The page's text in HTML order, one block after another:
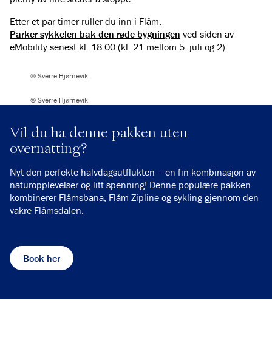
Etter et par timer ruller du inn i Flåm.
Parker sykkelen bak den røde bygningen ved siden av
eMobility senest kl. 18.00 (kl. 21 mellom 5. juli og 2).
© Sverre Hjørnevik
© Sverre Hjørnevik
Vil du ha denne pakken uten
overnatting?
Nyt den perfekte halvdagsutflukten – en fin kombinasjon av
naturopplevelser og litt spenning! Denne populære pakken
kombinerer Flåmsbana, Flåm Zipline og sykling gjennom den
vakre Flåmsdalen.
Book her